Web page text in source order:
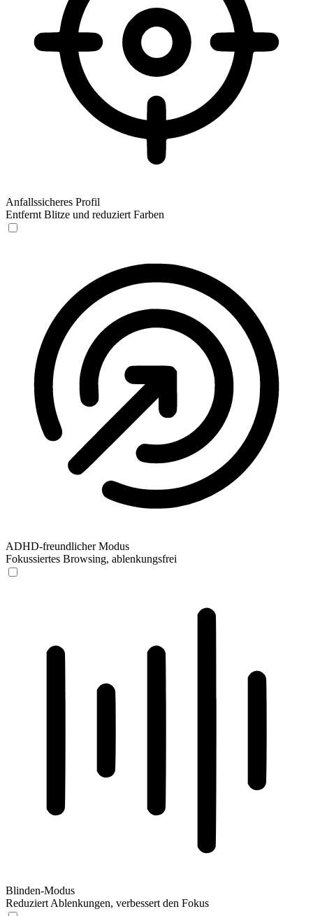
Anfallssicheres Profil
Entfernt Blitze und reduziert Farben
ADHD-freundlicher Modus
Fokussiertes Browsing, ablenkungsfrei
Blinden-Modus
Reduziert Ablenkungen, verbessert den Fokus